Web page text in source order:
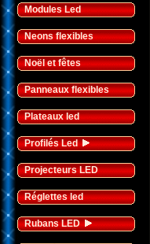
Modules Led
Neons flexibles
Noël et fêtes
Panneaux flexibles
Plateaux led
Profilés Led
Projecteurs LED
Réglettes led
Rubans LED